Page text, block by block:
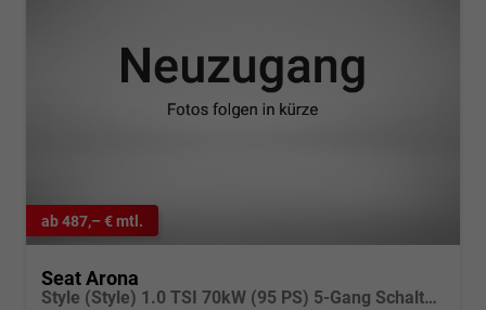
ab 487,– € mtl.
Seat Arona
Style (Style) 1.0 TSI 70kW (95 PS) 5-Gang Schaltgetriebe